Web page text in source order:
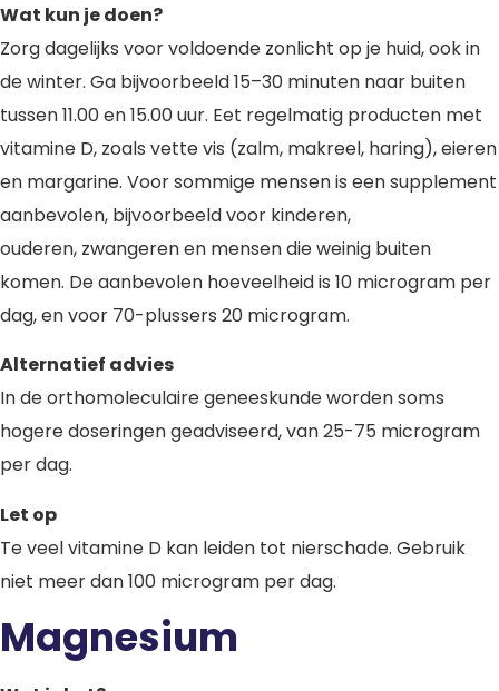
Wat kun je doen?
Zorg dagelijks voor voldoende zonlicht op je huid, ook in
de winter. Ga bijvoorbeeld 15–30 minuten naar buiten
tussen 11.00 en 15.00 uur. Eet regelmatig producten met
vitamine D, zoals vette vis (zalm, makreel, haring), eieren
en margarine. Voor sommige mensen is een supplement
aanbevolen, bijvoorbeeld voor kinderen,
ouderen, zwangeren en mensen die weinig buiten
komen. De aanbevolen hoeveelheid is 10 microgram per
dag, en voor 70-plussers 20 microgram.
Alternatief advies
In de orthomoleculaire geneeskunde worden soms
hogere doseringen geadviseerd, van 25-75 microgram
per dag.
Let op
Te veel vitamine D kan leiden tot nierschade. Gebruik
niet meer dan 100 microgram per dag.
Magnesium